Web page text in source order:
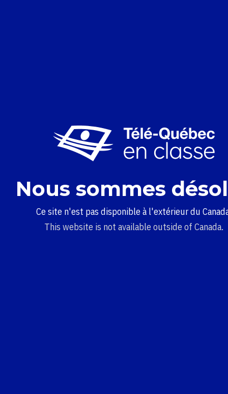
Nous sommes
Ce site n'est pas disponible à l'extérieur du
This website is not available outside of Canada.